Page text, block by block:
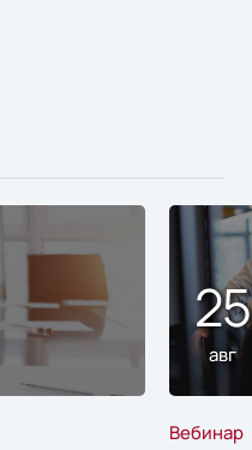
25
авг
Вебинар